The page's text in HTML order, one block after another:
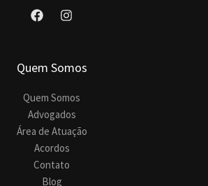
Quem Somos
Quem Somos
Advogados
Área de Atuação
Acordos
Contato
Blog